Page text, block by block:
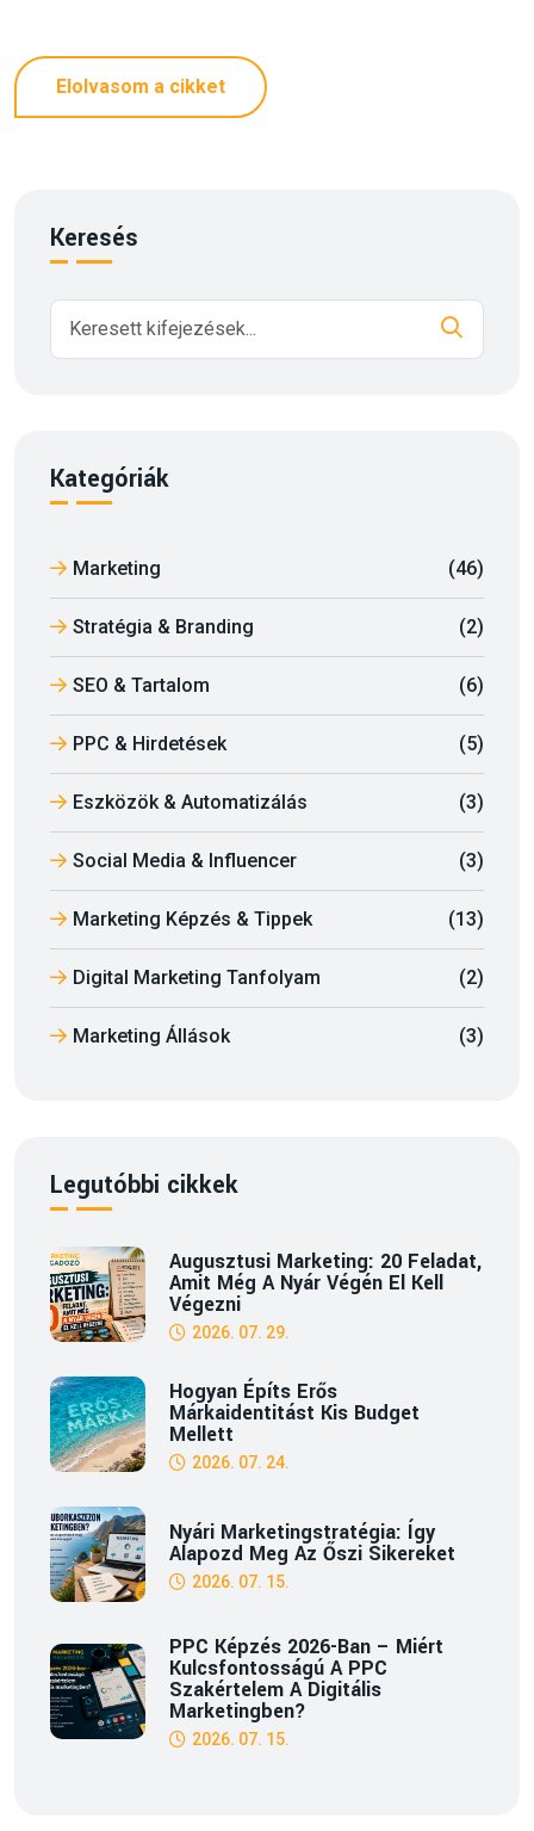
Elolvasom a cikket
Keresés
Kategóriák
Marketing (46)
Stratégia & Branding (2)
SEO & Tartalom (6)
PPC & Hirdetések (5)
Eszközök & Automatizálás (3)
Social Media & Influencer (3)
Marketing Képzés & Tippek (13)
Digital Marketing Tanfolyam (2)
Marketing Állások (3)
Legutóbbi cikkek
Augusztusi Marketing: 20 Feladat,
Amit Még A Nyár Végén El Kell
Végezni
2026. 07. 29.
Hogyan Építs Erős
Márkaidentitást Kis Budget
Mellett
2026. 07. 24.
Nyári Marketingstratégia: Így
Alapozd Meg Az Őszi Sikereket
2026. 07. 15.
PPC Képzés 2026-Ban – Miért
Kulcsfontosságú A PPC
Szakértelem A Digitális
Marketingben?
2026. 07. 15.